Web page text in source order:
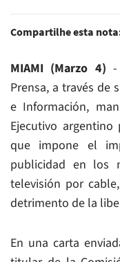
Compartilhe esta
MIAMI (Marzo 4)
Prensa, a través de
e Información,
Ejecutivo
que impone el
publicidad en los
televisión por
detrimento de la
En una carta